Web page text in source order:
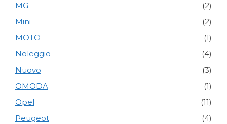
MG
(2)
Mini
(2)
MOTO
(1)
Noleggio
(4)
Nuovo
(3)
OMODA
(1)
Opel
(11)
Peugeot
(4)